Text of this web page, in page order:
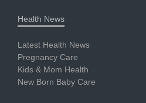
Health News
Latest Health News
Pregnancy Care
Kids & Mom Health
New Born Baby Care